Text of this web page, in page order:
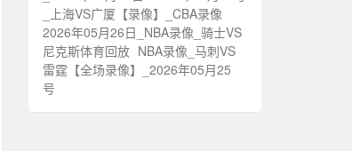
_上海VS广厦【录像】_CBA录像
2026年05月26日_NBA录像_骑士VS
尼克斯体育回放 NBA录像_马刺VS
雷霆【全场录像】_2026年05月25
号